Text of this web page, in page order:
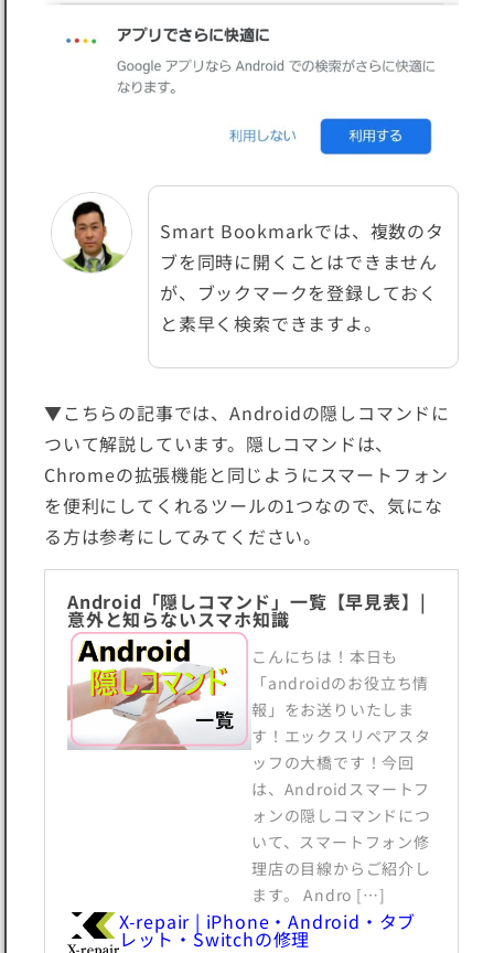
Smart Bookmarkでは、複数のタ
ブを同時に開くことはできません
が、ブックマークを登録しておく
と素早く検索できますよ。
▼こちらの記事では、Androidの隠しコマンドに
ついて解説しています。隠しコマンドは、
Chromeの拡張機能と同じようにスマートフォン
を便利にしてくれるツールの1つなので、気にな
る方は参考にしてみてください。
Android「隠しコマンド」一覧【早見表】|
意外と知らないスマホ知識
こんにちは！本日も
「androidのお役立ち情
報」をお送りいたしま
す！エックスリペアスタ
ッフの大橋です！今回
は、Androidスマートフ
ォンの隠しコマンドにつ
いて、スマートフォン修
理店の目線からご紹介し
ます。 Andro […]
X-repair | iPhone・Android・タブ
レット・Switchの修理